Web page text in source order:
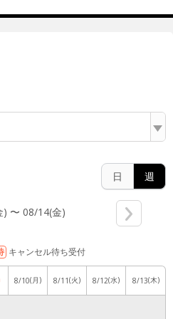
日 週
〜 08/14(金)
キャンセル待ち受付
8/10(月) 8/11(火) 8/12(水) 8/13(木)